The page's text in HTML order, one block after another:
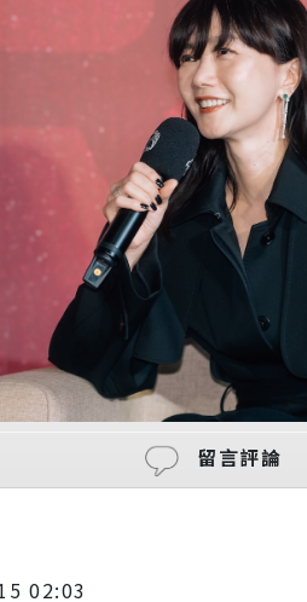
留言評論
02:03